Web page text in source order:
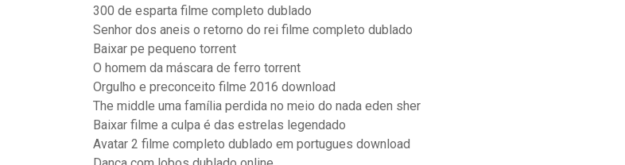
300 de esparta filme completo dublado
Senhor dos aneis o retorno do rei filme completo dublado
Baixar pe pequeno torrent
O homem da máscara de ferro torrent
Orgulho e preconceito filme 2016 download
The middle uma família perdida no meio do nada eden sher
Baixar filme a culpa é das estrelas legendado
Avatar 2 filme completo dublado em portugues download